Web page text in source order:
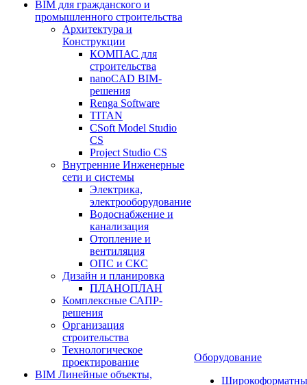
BIM для гражданского и
промышленного строительства
Архитектура и
Конструкции
КОМПАС для
строительства
nanoCAD BIM-
решения
Renga Software
TITAN
CSoft Model Studio
CS
Project Studio CS
Внутренние Инженерные
сети и системы
Электрика,
электрооборудование
Водоснабжение и
канализация
Отопление и
вентиляция
ОПС и СКС
Дизайн и планировка
ПЛАНОПЛАН
Комплексные САПР-
решения
Организация
строительства
Технологическое
проектирование
BIM Линейные объекты,
Оборудование